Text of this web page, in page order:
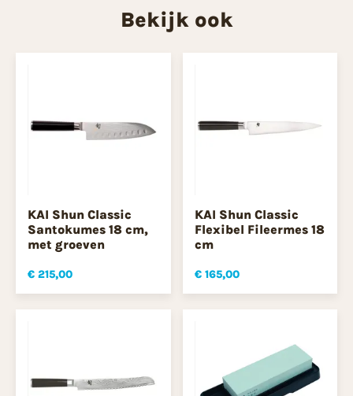
Bekijk ook
KAI Shun Classic
Santokumes 18 cm,
met groeven
€ 215,00
KAI Shun Classic
Flexibel Fileermes 18
cm
€ 165,00